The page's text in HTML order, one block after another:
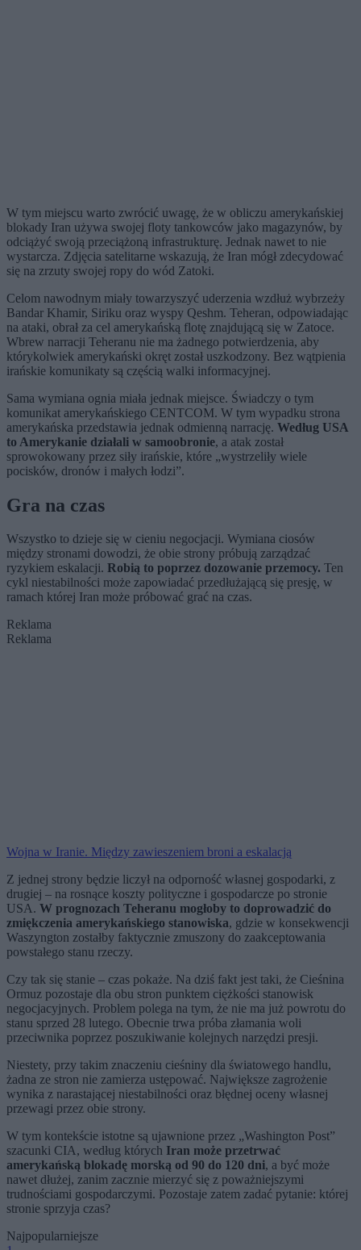
W tym miejscu warto zwrócić uwagę, że w obliczu amerykańskiej
blokady Iran używa swojej floty tankowców jako magazynów, by
odciążyć swoją przeciążoną infrastrukturę. Jednak nawet to nie
wystarcza. Zdjęcia satelitarne wskazują, że Iran mógł zdecydować
się na zrzuty swojej ropy do wód Zatoki.
Celom nawodnym miały towarzyszyć uderzenia wzdłuż wybrzeży
Bandar Khamir, Siriku oraz wyspy Qeshm. Teheran, odpowiadając
na ataki, obrał za cel amerykańską flotę znajdującą się w Zatoce.
Wbrew narracji Teheranu nie ma żadnego potwierdzenia, aby
którykolwiek amerykański okręt został uszkodzony. Bez wątpienia
irańskie komunikaty są częścią walki informacyjnej.
Sama wymiana ognia miała jednak miejsce. Świadczy o tym
komunikat amerykańskiego CENTCOM. W tym wypadku strona
amerykańska przedstawia jednak odmienną narrację. Według USA
to Amerykanie działali w samoobronie, a atak został
sprowokowany przez siły irańskie, które „wystrzeliły wiele
pocisków, dronów i małych łodzi”.
Gra na czas
Wszystko to dzieje się w cieniu negocjacji. Wymiana ciosów
między stronami dowodzi, że obie strony próbują zarządzać
ryzykiem eskalacji. Robią to poprzez dozowanie przemocy. Ten
cykl niestabilności może zapowiadać przedłużającą się presję, w
ramach której Iran może próbować grać na czas.
Reklama
Reklama
Wojna w Iranie. Między zawieszeniem broni a eskalacją
Z jednej strony będzie liczył na odporność własnej gospodarki, z
drugiej – na rosnące koszty polityczne i gospodarcze po stronie
USA. W prognozach Teheranu mogłoby to doprowadzić do
zmiękczenia amerykańskiego stanowiska, gdzie w konsekwencji
Waszyngton zostałby faktycznie zmuszony do zaakceptowania
powstałego stanu rzeczy.
Czy tak się stanie – czas pokaże. Na dziś fakt jest taki, że Cieśnina
Ormuz pozostaje dla obu stron punktem ciężkości stanowisk
negocjacyjnych. Problem polega na tym, że nie ma już powrotu do
stanu sprzed 28 lutego. Obecnie trwa próba złamania woli
przeciwnika poprzez poszukiwanie kolejnych narzędzi presji.
Niestety, przy takim znaczeniu cieśniny dla światowego handlu,
żadna ze stron nie zamierza ustępować. Największe zagrożenie
wynika z narastającej niestabilności oraz błędnej oceny własnej
przewagi przez obie strony.
W tym kontekście istotne są ujawnione przez „Washington Post”
szacunki CIA, według których Iran może przetrwać
amerykańską blokadę morską od 90 do 120 dni, a być może
nawet dłużej, zanim zacznie mierzyć się z poważniejszymi
trudnościami gospodarczymi. Pozostaje zatem zadać pytanie: której
stronie sprzyja czas?
Najpopularniejsze